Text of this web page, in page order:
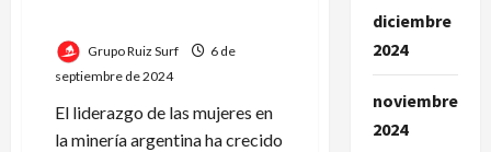
Grupo Ruiz Surf
6 de
septiembre de 2024
El liderazgo de las mujeres en
la minería argentina ha crecido
diciembre
2024
noviembre
2024